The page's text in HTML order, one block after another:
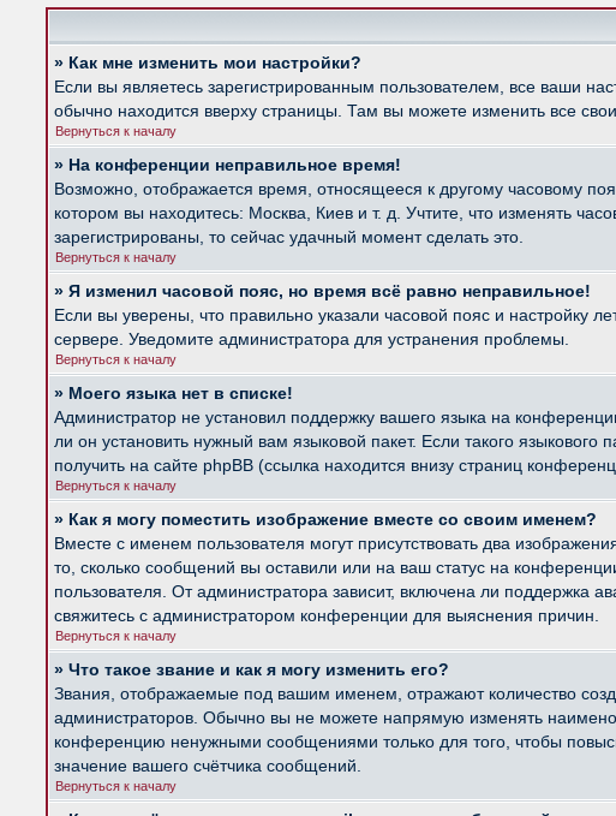
» Как мне изменить мои настройки?
Если вы являетесь зарегистрированным пользователем, все ваши
обычно находится вверху страницы. Там вы можете изменить все свои
Вернуться к началу
» На конференции неправильное время!
Возможно, отображается время, относящееся к другому часовому
котором вы находитесь: Москва, Киев и т. д. Учтите, что изменять
зарегистрированы, то сейчас удачный момент сделать это.
Вернуться к началу
» Я изменил часовой пояс, но время всё равно неправильное!
Если вы уверены, что правильно указали часовой пояс и настройку
сервере. Уведомите администратора для устранения проблемы.
Вернуться к началу
» Моего языка нет в списке!
Администратор не установил поддержку вашего языка на
ли он установить нужный вам языковой пакет. Если такого
получить на сайте phpBB (ссылка находится внизу страниц
Вернуться к началу
» Как я могу поместить изображение вместе со своим именем?
Вместе с именем пользователя могут присутствовать два
то, сколько сообщений вы оставили или на ваш статус на
пользователя. От администратора зависит, включена ли поддержка
свяжитесь с администратором конференции для выяснения причин.
Вернуться к началу
» Что такое звание и как я могу изменить его?
Звания, отображаемые под вашим именем, отражают количество
администраторов. Обычно вы не можете напрямую изменять
конференцию ненужными сообщениями только для того, чтобы
значение вашего счётчика сообщений.
Вернуться к началу